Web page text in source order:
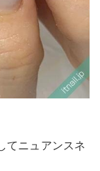
てニュアンスネ